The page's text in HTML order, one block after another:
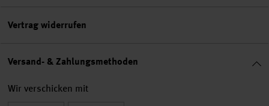
Vertrag widerrufen
Versand- & Zahlungsmethoden
Wir verschicken mit